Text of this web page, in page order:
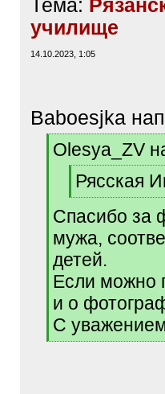
Тема:
училище
14.10.2023, 1:05
Baboesjka
[
q
Olesya_ZV
[
qРясская
[
/
]
Спасибо за
мужа,
детей.
Если можно
и о
С
[